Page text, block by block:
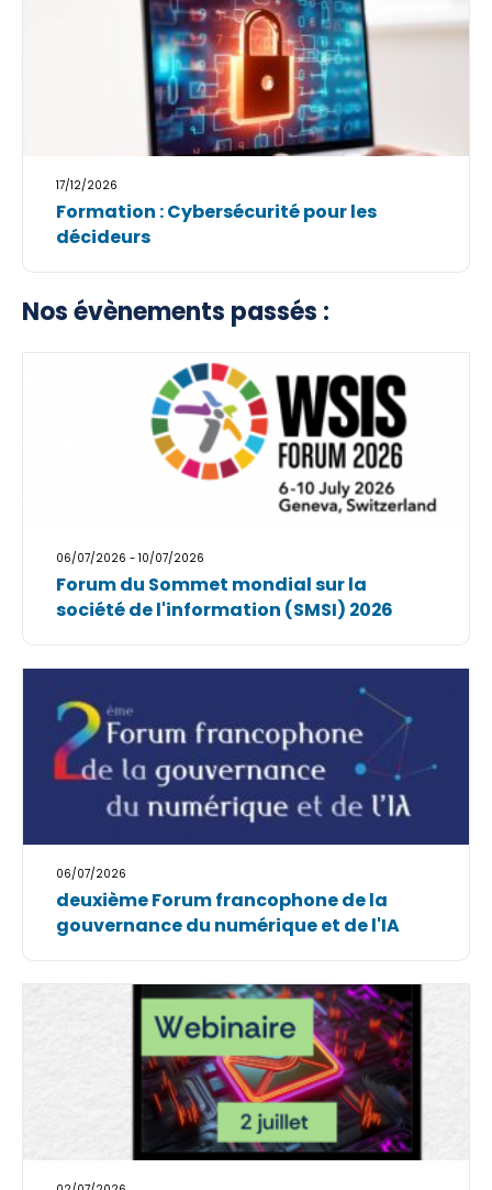
17/12/2026
Formation : Cybersécurité pour les
décideurs
Nos évènements passés :
06/07/2026 - 10/07/2026
Forum du Sommet mondial sur la
société de l'information (SMSI) 2026
06/07/2026
deuxième Forum francophone de la
gouvernance du numérique et de l'IA